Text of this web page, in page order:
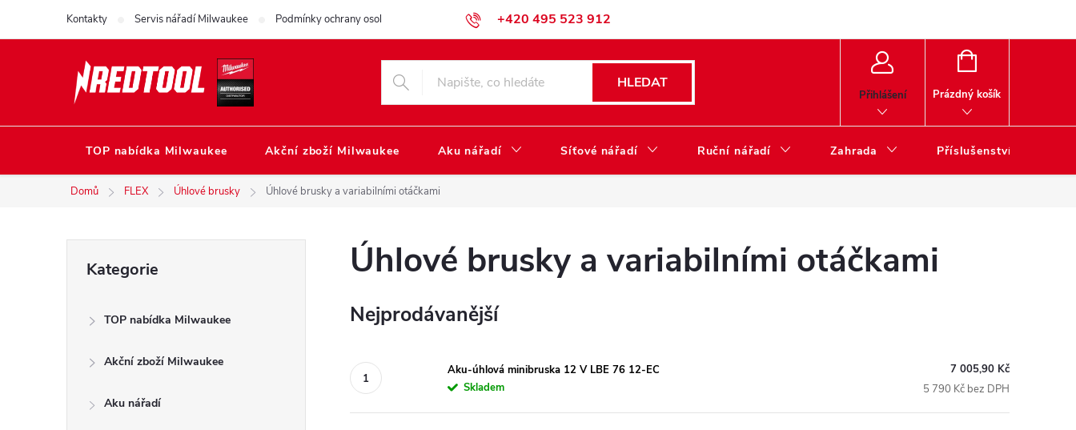
+420 495 523 912
Kontakty Servis nářadí Milwaukee Podmínky ochrany osobních údajů Obchodní podmínky Katalog ke stažení
HLEDAT
Přihlášení
NÁKUPNÍ
Prázdný košík
TOP nabídka Milwaukee Akční zboží Milwaukee Aku nářadí Síťové nářadí Ruční nářadí Zahrada Příslušenství
Domů FLEX Úhlové brusky Úhlové brusky a variabilními otáčkami
kategorie
Kategorie
TOP nabídka Milwaukee
Akční zboží Milwaukee
Aku nářadí
Úhlové brusky a variabilními otáčkami
Nejprodávanější
Aku-úhlová minibruska 12 V LBE 76 12-EC
Skladem
7 005,90 Kč
5 790 Kč bez DPH